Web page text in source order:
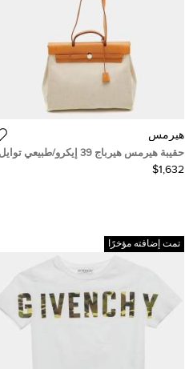
هيرمس
حقيبة هيرمس هيرباج 39 إيكرو/طبيعي توايل
وجلد فاش مقبض علوي
$1,632
تمت إضافته مؤخرًا